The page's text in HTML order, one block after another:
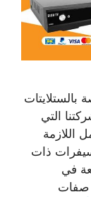
التي
اللازمة
ذات
في
صفات